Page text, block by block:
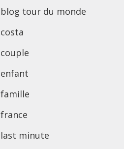
blog tour du monde
costa
couple
enfant
famille
france
last minute